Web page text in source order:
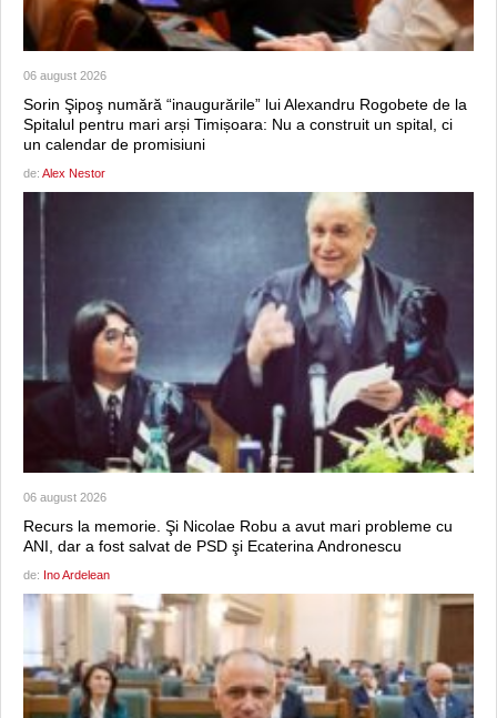
06 august 2026
Sorin Şipoş numără “inaugurările” lui Alexandru Rogobete de la
Spitalul pentru mari arși Timișoara: Nu a construit un spital, ci
un calendar de promisiuni
de: Alex Nestor
06 august 2026
Recurs la memorie. Şi Nicolae Robu a avut mari probleme cu
ANI, dar a fost salvat de PSD şi Ecaterina Andronescu
de: Ino Ardelean